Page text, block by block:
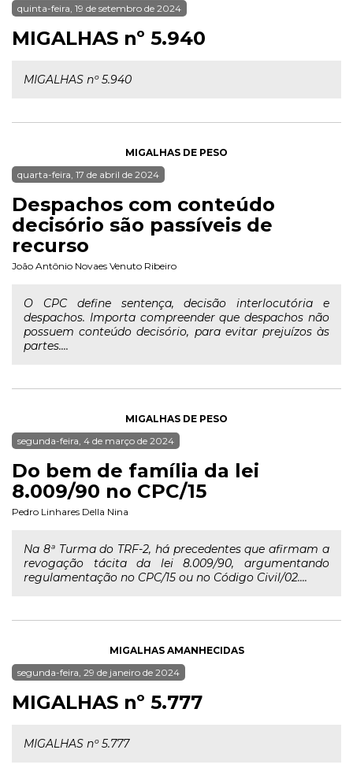
quinta-feira, 19 de setembro de 2024
MIGALHAS nº 5.940
MIGALHAS nº 5.940
MIGALHAS DE PESO
quarta-feira, 17 de abril de 2024
Despachos com conteúdo
decisório são passíveis de
recurso
João Antônio Novaes Venuto Ribeiro
O CPC define sentença, decisão interlocutória e
despachos. Importa compreender que despachos não
possuem conteúdo decisório, para evitar prejuízos às
partes....
MIGALHAS DE PESO
segunda-feira, 4 de março de 2024
Do bem de família da lei
8.009/90 no CPC/15
Pedro Linhares Della Nina
Na 8ª Turma do TRF-2, há precedentes que afirmam a
revogação tácita da lei 8.009/90, argumentando
regulamentação no CPC/15 ou no Código Civil/02....
MIGALHAS AMANHECIDAS
segunda-feira, 29 de janeiro de 2024
MIGALHAS nº 5.777
MIGALHAS nº 5.777